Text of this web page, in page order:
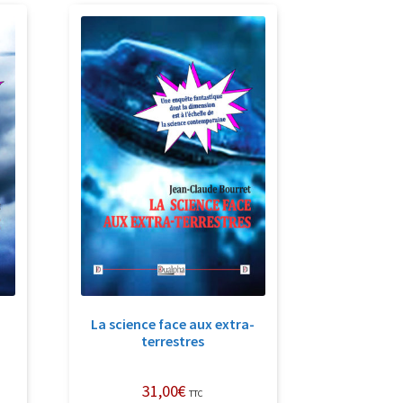
La science face aux extra-
terrestres
31,00€ TTC